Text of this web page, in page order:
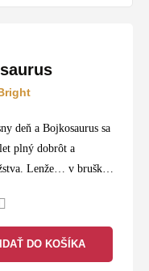
prirodzenú
rozprávky pre
pre školákov,
Adult romány pre
tituly, ktoré
plnú dôveru
deň a Bojkosaurus sa
plný dobrôt a
Lenže… v brušku
dosť jedla?
DO KOŠÍKA